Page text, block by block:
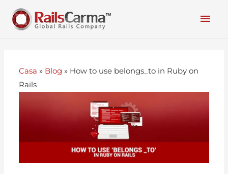
Casa » Blog » How to use belongs_to in Ruby on
Rails